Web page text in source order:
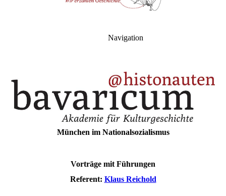
Navigation
München im Nationalsozialismus
Vorträge mit Führungen
Referent: Klaus Reichold